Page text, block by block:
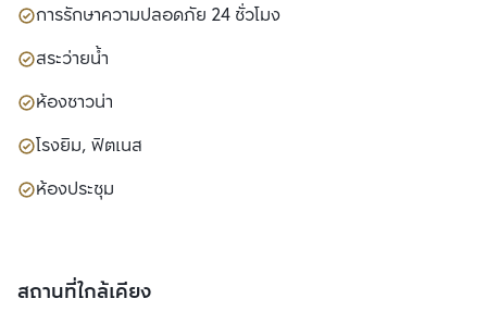
การรักษาความปลอดภัย 24 ชั่วโมง
สระว่ายน้ำ
ห้องซาวน่า
โรงยิม, ฟิตเนส
ห้องประชุม
สถานที่ใกล้เคียง